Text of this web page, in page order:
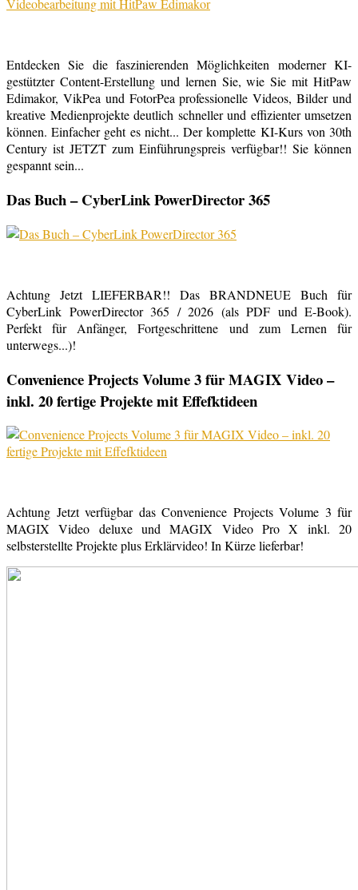
Entdecken Sie die faszinierenden Möglichkeiten moderner KI-
gestützter Content-Erstellung und lernen Sie, wie Sie mit HitPaw
Edimakor, VikPea und FotorPea professionelle Videos, Bilder und
kreative Medienprojekte deutlich schneller und effizienter umsetzen
können. Einfacher geht es nicht... Der komplette KI-Kurs von 30th
Century ist JETZT zum Einführungspreis verfügbar!! Sie können
gespannt sein...
Das Buch – CyberLink PowerDirector 365
Achtung Jetzt LIEFERBAR!! Das BRANDNEUE Buch für
CyberLink PowerDirector 365 / 2026 (als PDF und E-Book).
Perfekt für Anfänger, Fortgeschrittene und zum Lernen für
unterwegs...)!
Convenience Projects Volume 3 für MAGIX Video –
inkl. 20 fertige Projekte mit Effefktideen
Achtung Jetzt verfügbar das Convenience Projects Volume 3 für
MAGIX Video deluxe und MAGIX Video Pro X inkl. 20
selbsterstellte Projekte plus Erklärvideo! In Kürze lieferbar!